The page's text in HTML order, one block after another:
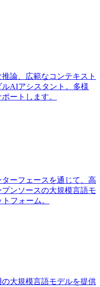
論、広範なコンテキスト
AIアシスタント。多様
ートします。
ーフェースを通じて、高
ンソースの大規模言語モ
フォーム。
大規模言語モデルを提供